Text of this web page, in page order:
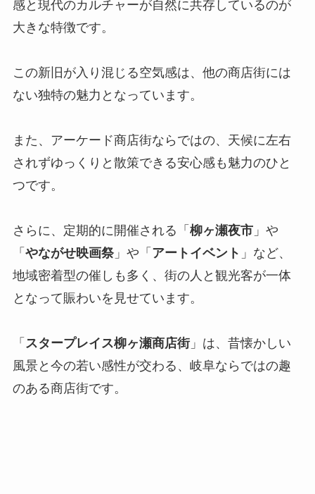
感と現代のカルチャーが自然に共存しているのが
大きな特徴です。
この新旧が入り混じる空気感は、他の商店街には
ない独特の魅力となっています。
また、アーケード商店街ならではの、天候に左右
されずゆっくりと散策できる安心感も魅力のひと
つです。
さらに、定期的に開催される「 柳ヶ瀬夜市」や
「 やながせ映画祭」や「 アートイベント 」など、
地域密着型の催しも多く、街の人と観光客が一体
となって賑わいを見せています。
「 スタープレイス柳ヶ瀬商店街」は、昔懐かしい
風景と今の若い感性が交わる、岐阜ならではの趣
のある商店街です。